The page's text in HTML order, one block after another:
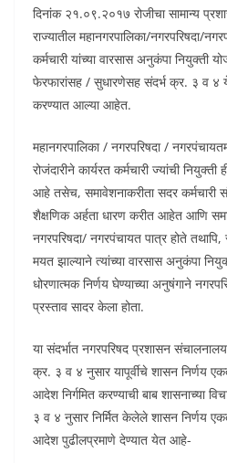
दिनांक २१.०९.२०१७ रोजीचा सामान्य
राज्यातील महानगरपालिका/नगरपरिषदा/
कर्मचारी यांच्या वारसास अनुकंपा नियुक्ती
फेरफारांसह / सुधारणेसह संदर्भ क्र. ३ व ४
करण्यात आल्या आहेत.
महानगरपालिका / नगरपरिषदा /
रोजंदारीने कार्यरत कर्मचारी ज्यांची
आहे तसेच, समावेशनाकरीता सदर कर्मचारी
शैक्षणिक अर्हता धारण करीत आहेत आणि
नगरपरिषदा/ नगरपंचायत पात्र होते
मयत झाल्याने त्यांच्या वारसास अनुकंपा
धोरणात्मक निर्णय घेण्याच्या अनुषंगाने
प्रस्ताव सादर केला होता.
या संदर्भात नगरपरिषद प्रशासन
क्र. ३ व ४ नुसार यापूर्वीचे शासन निर्णय
आदेश निर्गमित करण्याची बाब शासनाच्या
३ व ४ नुसार निर्मित केलेले शासन निर्णय
आदेश पुढीलप्रमाणे देण्यात येत आहे-